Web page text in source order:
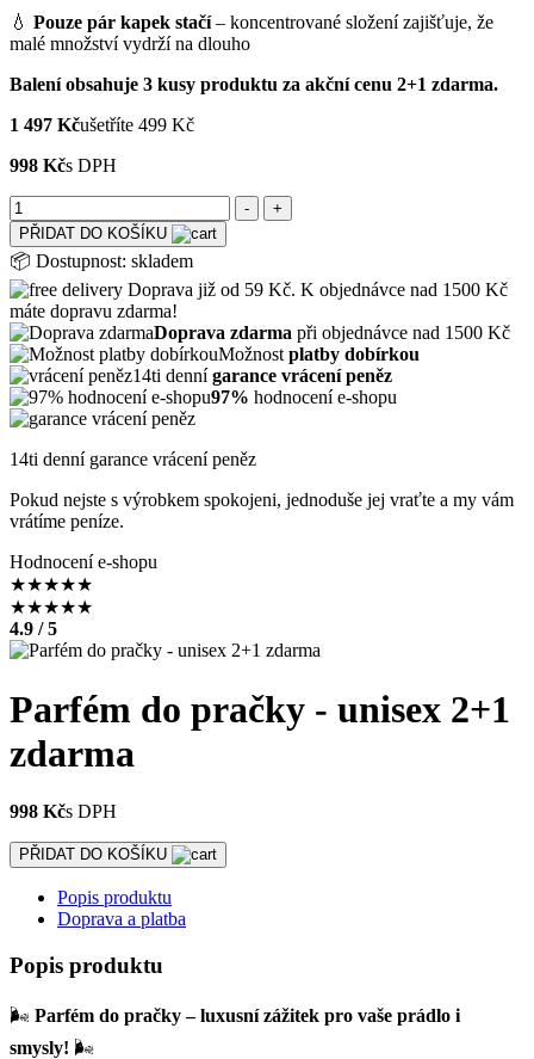
💧 Pouze pár kapek stačí– koncentrované složení zajišťuje, že
malé množství vydrží na dlouho
Balení obsahuje 3 kusy produktu za akční cenu 2+1 zdarma.
1 497 Kčušetříte 499 Kč
998 Kčs DPH
PŘIDAT DO KOŠÍKU
📦 Dostupnost: skladem
Doprava již od 59 Kč. K objednávce nad 1500 Kč
máte dopravu zdarma!
Doprava zdarma při objednávce nad 1500 Kč
Možnost platby dobírkou
14ti dennígarance vrácení peněz
97% hodnocení e-shopu
14ti denní garance vrácení peněz
Pokud nejste s výrobkem spokojeni, jednoduše jej vraťte a my vám
vrátíme peníze.
Hodnocení e-shopu
★★★★★
★★★★★
4.9 / 5
Parfém do pračky - unisex 2+1
zdarma
998 Kčs DPH
PŘIDAT DO KOŠÍKU
Popis produktu
Doprava a platba
Popis produktu
🌬️ Parfém do pračky – luxusní zážitek pro vaše prádlo i
smysly! 🌬️